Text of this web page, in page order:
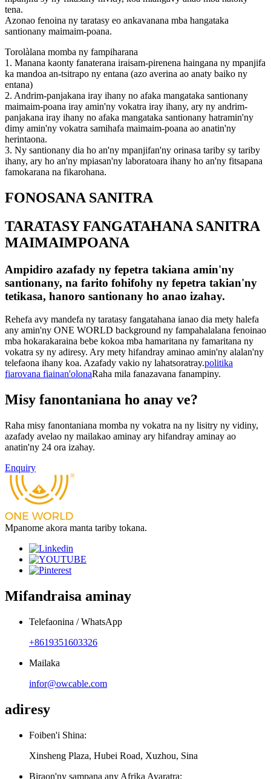
tena.
Azonao fenoina ny taratasy eo ankavanana mba hangataka
santionany maimaim-poana.
Torolàlana momba ny fampiharana
1. Manana kaonty fanaterana iraisam-pirenena haingana ny mpanjifa
ka mandoa an-tsitrapo ny entana (azo averina ao anaty baiko ny
entana)
2. Andrim-panjakana iray ihany no afaka mangataka santionany
maimaim-poana iray amin'ny vokatra iray ihany, ary ny andrim-
panjakana iray ihany no afaka mangataka santionany hatramin'ny
dimy amin'ny vokatra samihafa maimaim-poana ao anatin'ny
herintaona.
3. Ny santionany dia ho an'ny mpanjifan'ny orinasa tariby sy tariby
ihany, ary ho an'ny mpiasan'ny laboratoara ihany ho an'ny fitsapana
famokarana na fikarohana.
FONOSANA SANITRA
TARATASY FANGATAHANA SANITRA
MAIMAIMPOANA
Ampidiro azafady ny fepetra takiana amin'ny
santionany, na farito fohifohy ny fepetra takian'ny
tetikasa, hanoro santionany ho anao izahay.
Rehefa avy mandefa ny taratasy fangatahana ianao dia mety halefa
any amin'ny ONE WORLD background ny fampahalalana fenoinao
mba hokarakaraina bebe kokoa mba hamaritana ny famaritana ny
vokatra sy ny adiresy. Ary mety hifandray aminao amin'ny alalan'ny
telefaona ihany koa. Azafady vakio ny lahatsoratray.politika
fiarovana fiainan'olonaRaha mila fanazavana fanampiny.
Misy fanontaniana ho anay ve?
Raha misy fanontaniana momba ny vokatra na ny lisitry ny vidiny,
azafady avelao ny mailakao aminay ary hifandray aminay ao
anatin'ny 24 ora izahay.
Enquiry
Mpanome akora manta tariby tokana.
Mifandraisa aminay
Telefaonina / WhatsApp
+8619351603326
Mailaka
infor@owcable.com
adiresy
Foiben'i Shina:
Xinsheng Plaza, Hubei Road, Xuzhou, Sina
Biraon'ny sampana any Afrika Avaratra: